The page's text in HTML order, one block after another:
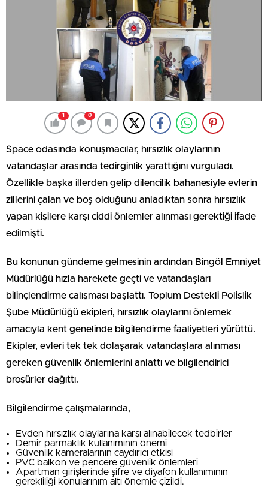
1 0
Space odasında konuşmacılar, hırsızlık olaylarının
vatandaşlar arasında tedirginlik yarattığını vurguladı.
Özellikle başka illerden gelip dilencilik bahanesiyle evlerin
zillerini çalan ve boş olduğunu anladıktan sonra hırsızlık
yapan kişilere karşı ciddi önlemler alınması gerektiği ifade
edilmişti.
Bu konunun gündeme gelmesinin ardından Bingöl Emniyet
Müdürlüğü hızla harekete geçti ve vatandaşları
bilinçlendirme çalışması başlattı. Toplum Destekli Polislik
Şube Müdürlüğü ekipleri, hırsızlık olaylarını önlemek
amacıyla kent genelinde bilgilendirme faaliyetleri yürüttü.
Ekipler, evleri tek tek dolaşarak vatandaşlara alınması
gereken güvenlik önlemlerini anlattı ve bilgilendirici
broşürler dağıttı.
Bilgilendirme çalışmalarında,
Evden hırsızlık olaylarına karşı alınabilecek tedbirler
Demir parmaklık kullanımının önemi
Güvenlik kameralarının caydırıcı etkisi
PVC balkon ve pencere güvenlik önlemleri
Apartman girişlerinde şifre ve diyafon kullanımının
gerekliliği konularınım altı önemle çizildi.